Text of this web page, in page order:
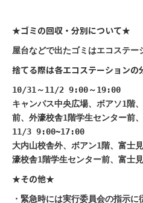
★ゴミの回収・分別について★
屋台などで出たゴミはエコステー
捨てる際は各エコステーションの
10/31～11/2 9:00～19:00
キャンパス中央広場、ボアソ1階
前、外濠校舎1階学生センター前
11/3 9:00~17:00
大内山校舎外、ボアン1階、富士
濠校舎1階学生センター前、富士
★その他★
・緊急時には実行委員会の指示に